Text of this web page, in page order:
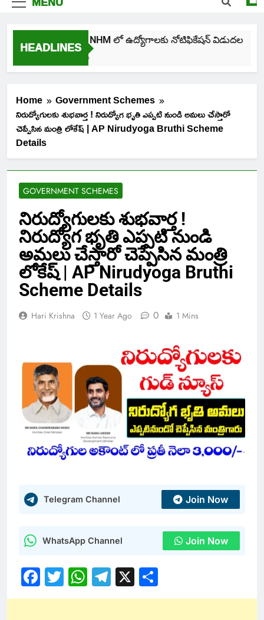
HEADLINES
తెలంగాణ NHM లో ఉద్యోగాలకు నోటిఫికేషన్ విడుదల
Home
Government Schemes
నిరుద్యోగులకు శుభవార్త ! నిరుద్యోగ భృతి ఎప్పటి నుండి అమలు చేస్తారో
చెప్పేసిన మంత్రి లోకేష్ | AP Nirudyoga Bruthi Scheme
Details
GOVERNMENT SCHEMES
నిరుద్యోగులకు శుభవార్త !
నిరుద్యోగ భృతి ఎప్పటి నుండి
అమలు చేస్తారో చెప్పేసిన మంత్రి
లోకేష్ | AP Nirudyoga Bruthi
Scheme Details
Hari Krishna 1 Year Ago 0 1 Mins
Telegram Channel Join Now
WhatsApp Channel Join Now
Facebook
Twitter
WhatsApp
Telegram
X